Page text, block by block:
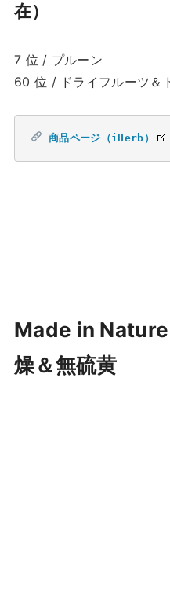
在）
7 位 / プルーン
60 位 / ドライフルーツ＆
商品ページ（iHerb）
Made in
燥＆無硫黄